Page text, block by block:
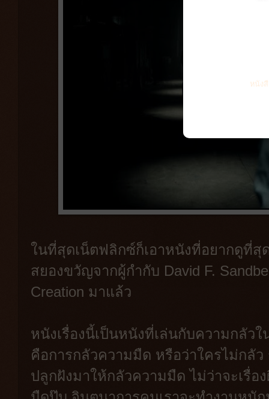
ในที่สุดเน็ตฟลิกซ์ก็เอาหนังที่อยากดูที่สุ
สยองขวัญจากผู้กำกับ David F.
Creation มาแล้ว
หนังเรื่องนี้เป็นหนังที่เล่นกับความกลัว
คือการกลัวความมืด หรือว่าใครไม่กลั
ปลูกฝังมาให้กลัวความมืด ไม่ว่าจะเรื่อ
หนัง